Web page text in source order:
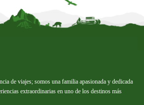
de viajes; somos una familia apasionada y dedicada
extraordinarias en uno de los destinos más